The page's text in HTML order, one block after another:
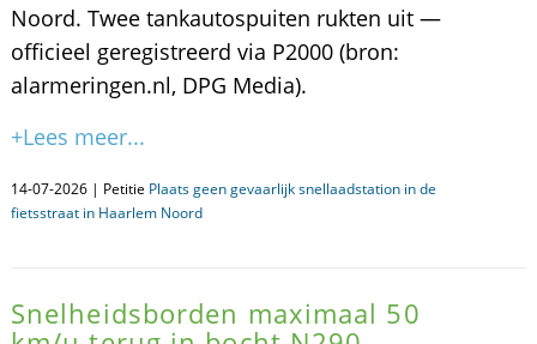
Noord. Twee tankautospuiten rukten uit —
officieel geregistreerd via P2000 (bron:
alarmeringen.nl, DPG Media).
+Lees meer...
14-07-2026 | Petitie Plaats geen gevaarlijk snellaadstation in de
fietsstraat in Haarlem Noord
Snelheidsborden maximaal 50